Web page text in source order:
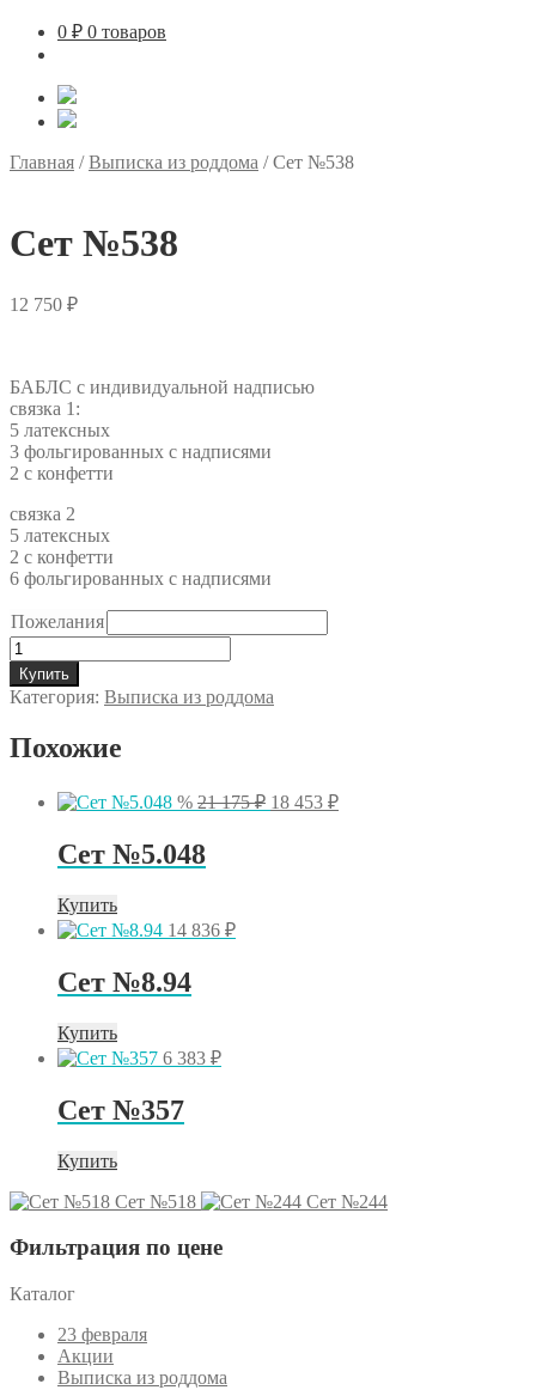
0 ₽ 0 товаров
Главная /Выписка из роддома /Сет №538
Сет №538
12 750 ₽
БАБЛС с индивидуальной надписью
связка 1:
5 латексных
3 фольгированных с надписями
2 с конфетти
связка 2
5 латексных
2 с конфетти
6 фольгированных с надписями
Пожелания
Количество
товара
Сет
№538
Купить
Категория: Выписка из роддома
Похожие
% 21 175₽ Первоначальная
18 453 ₽Текущая
Сет №5.048
Купить
14 836 ₽
Сет №8.94
Купить
6 383 ₽
Сет №357
Купить
Сет №518
Сет №244
Фильтрация по цене
Каталог
23 февраля
Акции
Выписка из роддома